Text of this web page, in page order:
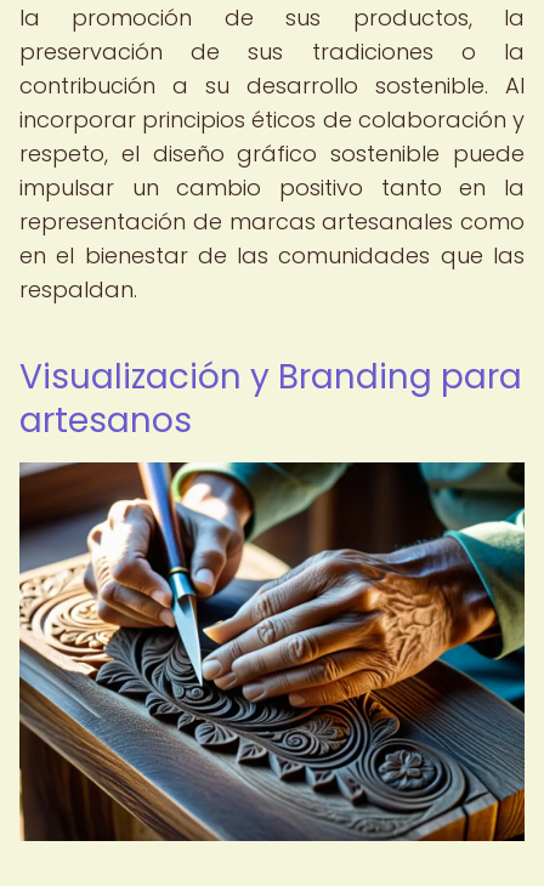
la promoción de sus productos, la
preservación de sus tradiciones o la
contribución a su desarrollo sostenible. Al
incorporar principios éticos de colaboración y
respeto, el diseño gráfico sostenible puede
impulsar un cambio positivo tanto en la
representación de marcas artesanales como
en el bienestar de las comunidades que las
respaldan.
Visualización y Branding para
artesanos